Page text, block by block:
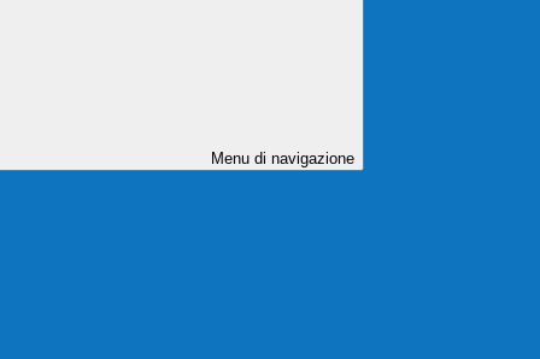
Menu di navigazione